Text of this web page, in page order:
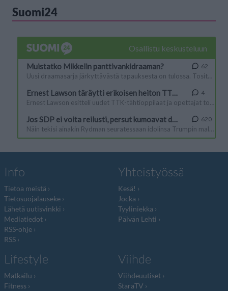
Suomi24
Info
Tietoa meistä
Tietosuojalauseke
Lähetä uutisvinkki
Mediatiedot
RSS-ohje
RSS
Yhteistyössä
Kesä!
Jocka
Tyyliniekka
Päivän Lehti
Lifestyle
Matkailu
Fitness
Viihde
Viihdeuutiset
StaraTV